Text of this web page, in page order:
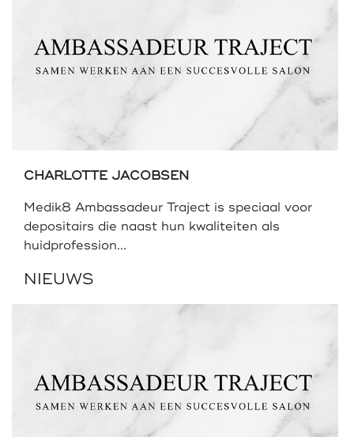
CHARLOTTE JACOBSEN
Medik8 Ambassadeur Traject is speciaal voor
depositairs die naast hun kwaliteiten als
huidprofession...
NIEUWS